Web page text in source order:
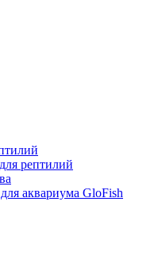
рептилий
аквариума GloFish